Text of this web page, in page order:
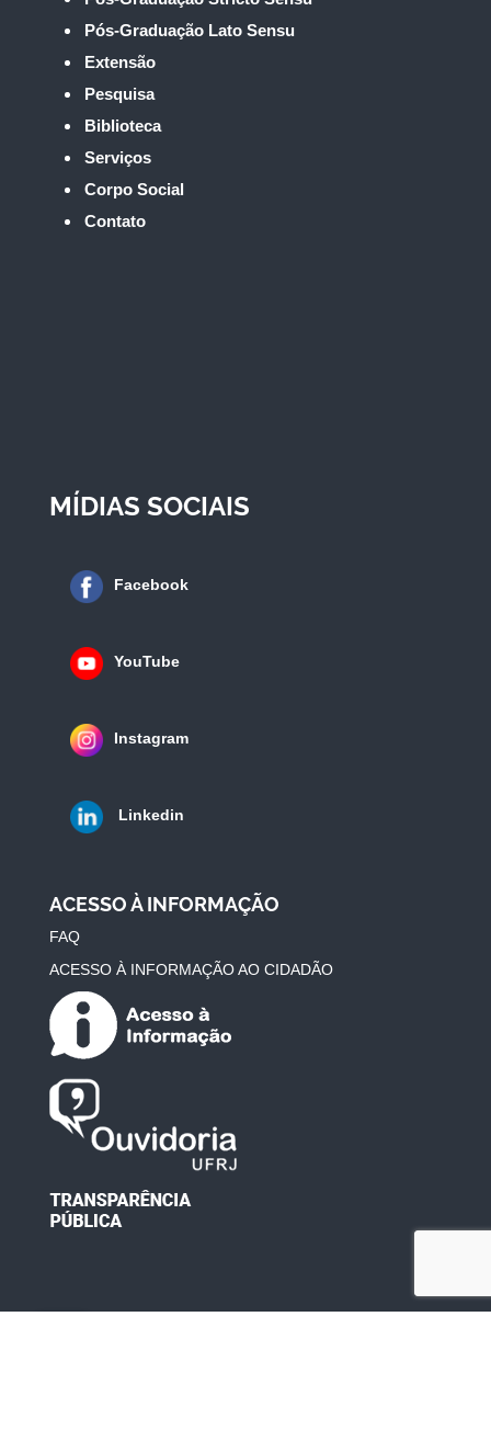
Pós-Graduação Lato Sensu
Extensão
Pesquisa
Biblioteca
Serviços
Corpo Social
Contato
MÍDIAS SOCIAIS
Facebook
YouTube
Instagram
Linkedin
ACESSO À INFORMAÇÃO
FAQ
ACESSO À INFORMAÇÃO AO CIDADÃO